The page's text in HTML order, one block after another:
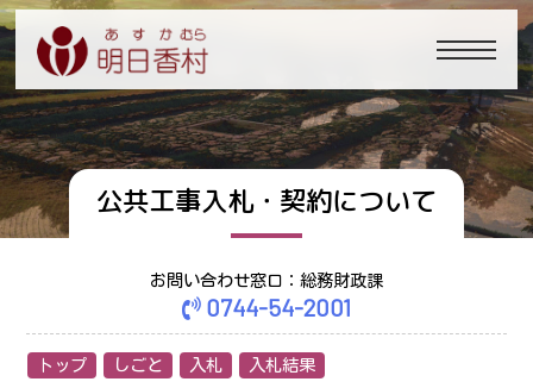
公共工事入札・契約について
お問い合わせ窓口：総務財政課
0744-54-2001
トップ しごと 入札 入札結果